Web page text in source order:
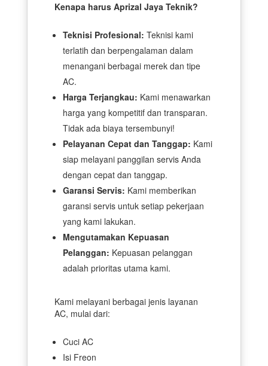
Kenapa harus Aprizal Jaya Teknik?
Teknisi Profesional: Teknisi kami
terlatih dan berpengalaman dalam
menangani berbagai merek dan tipe
AC.
Harga Terjangkau: Kami menawarkan
harga yang kompetitif dan transparan.
Tidak ada biaya tersembunyi!
Pelayanan Cepat dan Tanggap: Kami
siap melayani panggilan servis Anda
dengan cepat dan tanggap.
Garansi Servis: Kami memberikan
garansi servis untuk setiap pekerjaan
yang kami lakukan.
Mengutamakan Kepuasan
Pelanggan: Kepuasan pelanggan
adalah prioritas utama kami.
Kami melayani berbagai jenis layanan
AC, mulai dari:
Cuci AC
Isi Freon